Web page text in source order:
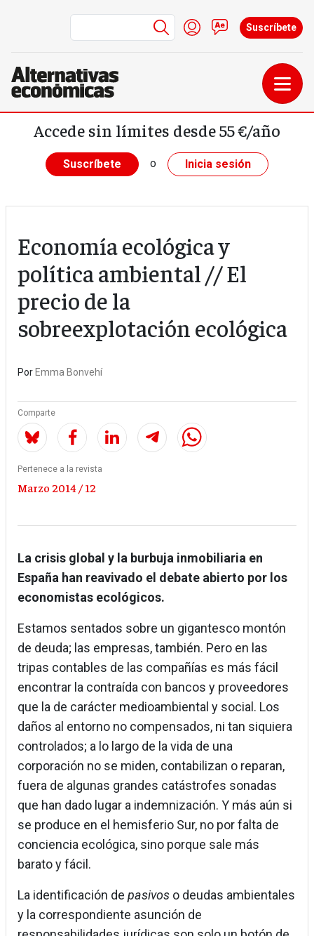
Pasar al contenido principal
Menú de cuenta de
Iniciar sesión
Contacto
Suscríbete
Accede sin límites desde 55 €/año
Suscríbete o Inicia sesión
Economía ecológica y
política ambiental // El
precio de la
sobreexplotación ecológica
Por Emma Bonvehí
Comparte
Pertenece a la revista
Marzo 2014 / 12
La crisis global y la burbuja inmobiliaria en
España han reavivado el debate abierto por los
economistas ecológicos.
Estamos sentados sobre un gigantesco montón
de deuda; las empresas, también. Pero en las
tripas contables de las compañías es más fácil
encontrar la contraída con bancos y proveedores
que la de carácter medioambiental y social. Los
daños al entorno no compensados, ni tan siquiera
controlados; a lo largo de la vida de una
corporación no se miden, contabilizan o reparan,
fuera de algunas grandes catástrofes sonadas
que han dado lugar a indemnización. Y más aún si
se produce en el hemisferio Sur, no por falta de
conciencia ecológica, sino porque sale más
barato y fácil.
La identificación de pasivos o deudas ambientales
y la correspondiente asunción de